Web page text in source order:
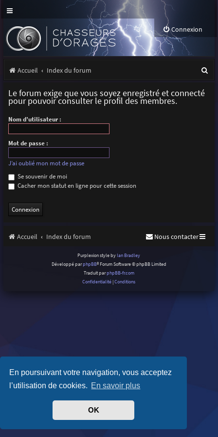
En poursuivant votre navigation, vous acceptez
l’utilisation de cookies. En savoir plus
OK
Connexion
Accueil Index du forum
Le forum exige que vous soyez enregistré et connecté
pour pouvoir consulter le profil des membres.
Nom d’utilisateur :
Mot de passe :
J’ai oublié mon mot de passe
Se souvenir de moi
Cacher mon statut en ligne pour cette session
Accueil Index du forum Nous contacter
Purplexion style by Ian Bradley
Développé parphpBB® Forum Software © phpBB Limited
Traduit parphpBB-fr.com
Confidentialité |Conditions